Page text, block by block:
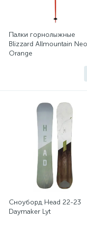
Палки горнолыжные
Blizzard Allmountain
Orange
Сноуборд Head 22-23
Daymaker Lyt